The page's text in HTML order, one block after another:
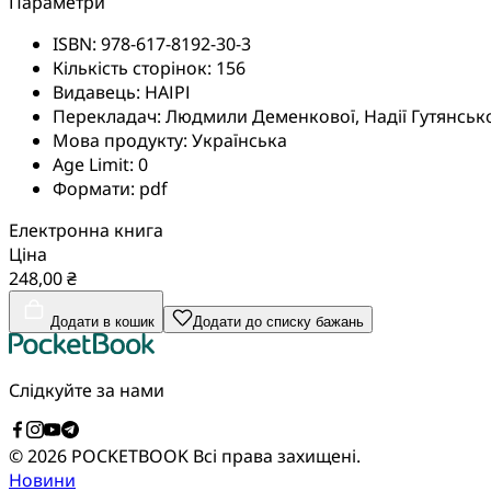
ISBN: 978-617-8192-30-3
Кількість сторінок: 156
Видавець: НАІРІ
Перекладач: Людмили Деменкової, Надії
Мова продукту: Українська
Age Limit: 0
Формати: pdf
Електронна книга
Ціна
248,00 ₴
Додати в кошик Додати до списку бажань
Слідкуйте за нами
© 2026 POCKETBOOK Всі права захищені.
Новини